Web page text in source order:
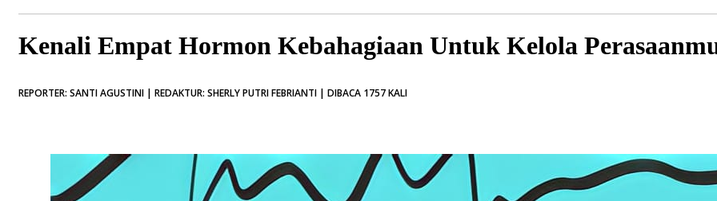
Kenali Empat Hormon Kebahagiaan Untuk Kelola
REPORTER: SANTI AGUSTINI | REDAKTUR: SHERLY PUTRI FEBRIANTI | DIBACA 1757 KALI